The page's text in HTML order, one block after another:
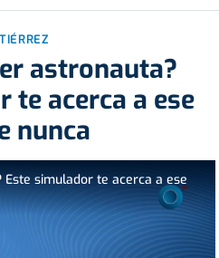
astronauta?
te acerca a ese
nunca
Este simulador te acerca a ese